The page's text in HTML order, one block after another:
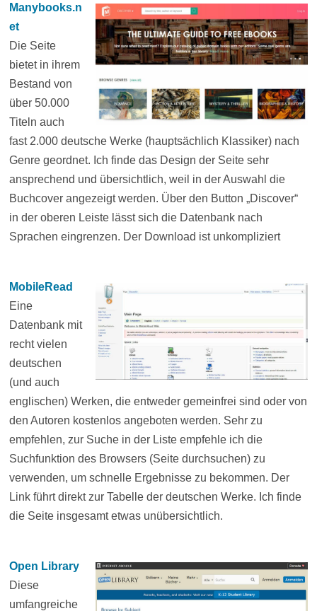
Manybooks.n
et
Die Seite
bietet in ihrem
Bestand von
über 50.000
Titeln auch
fast 2.000 deutsche Werke (hauptsächlich Klassiker) nach
Genre geordnet. Ich finde das Design der Seite sehr
ansprechend und übersichtlich, weil in der Auswahl die
Buchcover angezeigt werden. Über den Button „Discover“
in der oberen Leiste lässt sich die Datenbank nach
Sprachen eingrenzen. Der Download ist unkompliziert
MobileRead
Eine
Datenbank mit
recht vielen
deutschen
(und auch
englischen) Werken, die entweder gemeinfrei sind oder von
den Autoren kostenlos angeboten werden. Sehr zu
empfehlen, zur Suche in der Liste empfehle ich die
Suchfunktion des Browsers (Seite durchsuchen) zu
verwenden, um schnelle Ergebnisse zu bekommen. Der
Link führt direkt zur Tabelle der deutschen Werke. Ich finde
die Seite insgesamt etwas unübersichtlich.
Open Library
Diese
umfangreiche